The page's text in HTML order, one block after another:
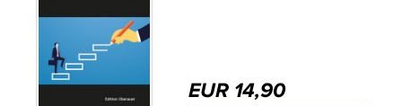
EUR 14,90